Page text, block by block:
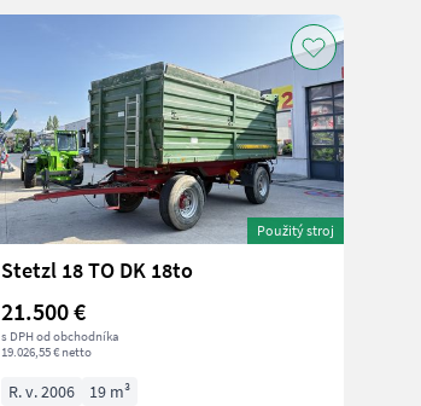
Použitý stroj
Stetzl 18 TO DK 18to
21.500 €
s DPH od obchodníka
19.026,55 € netto
R. v. 2006
19 m³